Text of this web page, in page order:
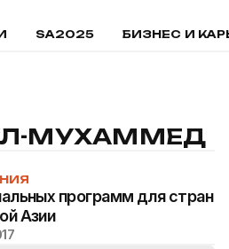
SA2025 БИЗНЕС И
МУХАММЕД
программ для стран
Азии